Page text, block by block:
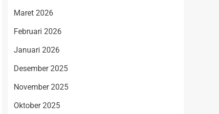
Maret 2026
Februari 2026
Januari 2026
Desember 2025
November 2025
Oktober 2025